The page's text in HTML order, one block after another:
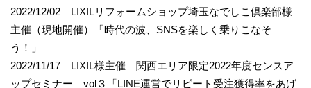
2022/12/02 LIXILリフォームショップ埼玉なでしこ倶楽部様
主催（現地開催）「時代の波、SNSを楽しく乗りこなそ
う！」
2022/11/17 LIXIL様主催 関西エリア限定2022年度センスア
ップセミナー vol３「LINE運営でリピート受注獲得率をあげ